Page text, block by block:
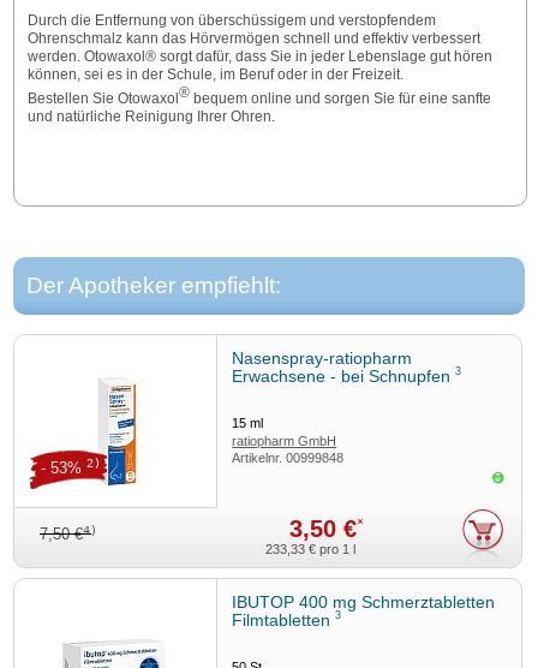
Durch die Entfernung von überschüssigem und verstopfendem
Ohrenschmalz kann das Hörvermögen schnell und effektiv verbessert
werden. Otowaxol® sorgt dafür, dass Sie in jeder Lebenslage gut hören
können, sei es in der Schule, im Beruf oder in der Freizeit.
Bestellen Sie Otowaxol ®bequem online und sorgen Sie für eine sanfte
und natürliche Reinigung Ihrer Ohren.
Der Apotheker empfiehlt:
Nasenspray-ratiopharm
Erwachsene - bei Schnupfen3
15ml
ratiopharm GmbH
Artikelnr.00999848
7,50 €4) 3,50 €*
- 53% 2)
233,33 € pro 1 l
IBUTOP 400 mg Schmerztabletten
Filmtabletten3